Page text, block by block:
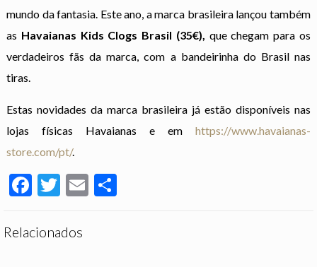
mundo da fantasia. Este ano, a marca brasileira lançou também
as Havaianas Kids Clogs Brasil (35€), que chegam para os
verdadeiros fãs da marca, com a bandeirinha do Brasil nas
tiras.
Estas novidades da marca brasileira já estão disponíveis nas
lojas físicas Havaianas e em https://www.havaianas-
store.com/pt/.
Facebook
Twitter
Email
Relacionados